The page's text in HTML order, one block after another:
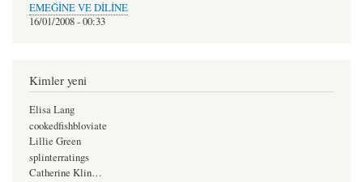
EMEĞİNE VE DİLİNE
16/01/2008 - 00:33
Kimler yeni
Elisa Lang
cookedfishbloviate
Lillie Green
splinterratings
Catherine Klin…